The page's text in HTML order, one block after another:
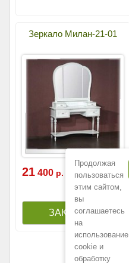
Зеркало Милан-21-01
21 400 р.
Продолжая
пользоваться
этим сайтом,
вы
соглашаетесь
на
использование
cookie и
обработку